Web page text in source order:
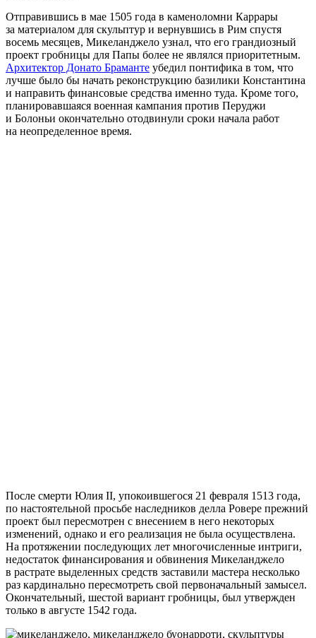
Отправившись в мае 1505 года в каменоломни Каррары
за материалом для скульптур и вернувшись в Рим спустя
восемь месяцев, Микеланджело узнал, что его грандиозный
проект гробницы для Папы более не являлся приоритетным.
Архитектор Донато Браманте убедил понтифика в том, что
лучше было бы начать реконструкцию базилики Константина
и направить финансовые средства именно туда. Кроме того,
планировавшаяся военная кампания против Перуджи
и Болоньи окончательно отодвинули сроки начала работ
на неопределенное время.
После смерти Юлия II, упокоившегося 21 февраля 1513 года,
по настоятельной просьбе наследников делла Ровере прежний
проект был пересмотрен с внесением в него некоторых
изменений, однако и его реализация не была осуществлена.
На протяжении последующих лет многочисленные интриги,
недостаток финансирования и обвинения Микеланджело
в растрате выделенных средств заставили мастера несколько
раз кардинально пересмотреть свой первоначальный замысел.
Окончательный, шестой вариант гробницы, был утвержден
только в августе 1542 года.